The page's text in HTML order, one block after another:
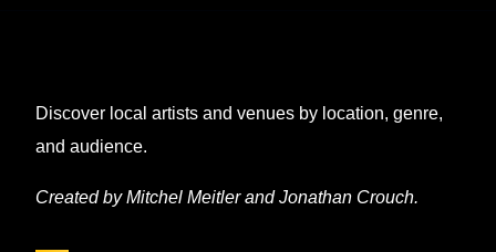
Discover local artists and venues by location, genre,
and audience.
Created by Mitchel Meitler and Jonathan Crouch.